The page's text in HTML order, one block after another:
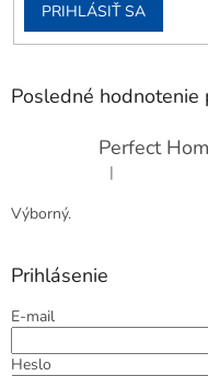
PRIHLÁSIŤ SA
Posledné hodnotenie
Hodnotenie
|
Výborný.
Prihlásenie
E-mail
Heslo